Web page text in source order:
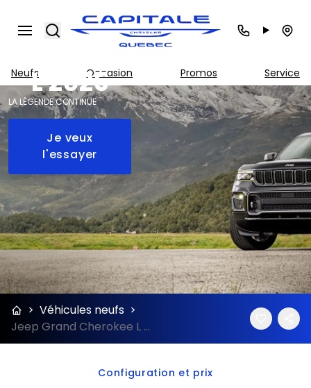
Search
Neufs Occasion Promos Service
Grand
Cherokee
L 2025
LA LÉGENDE CONTINUE
Je veux
l'essayer
> Véhicules neufs >
Jeep Grand Cherokee L 2025 configuration et prix
Configuration et prix